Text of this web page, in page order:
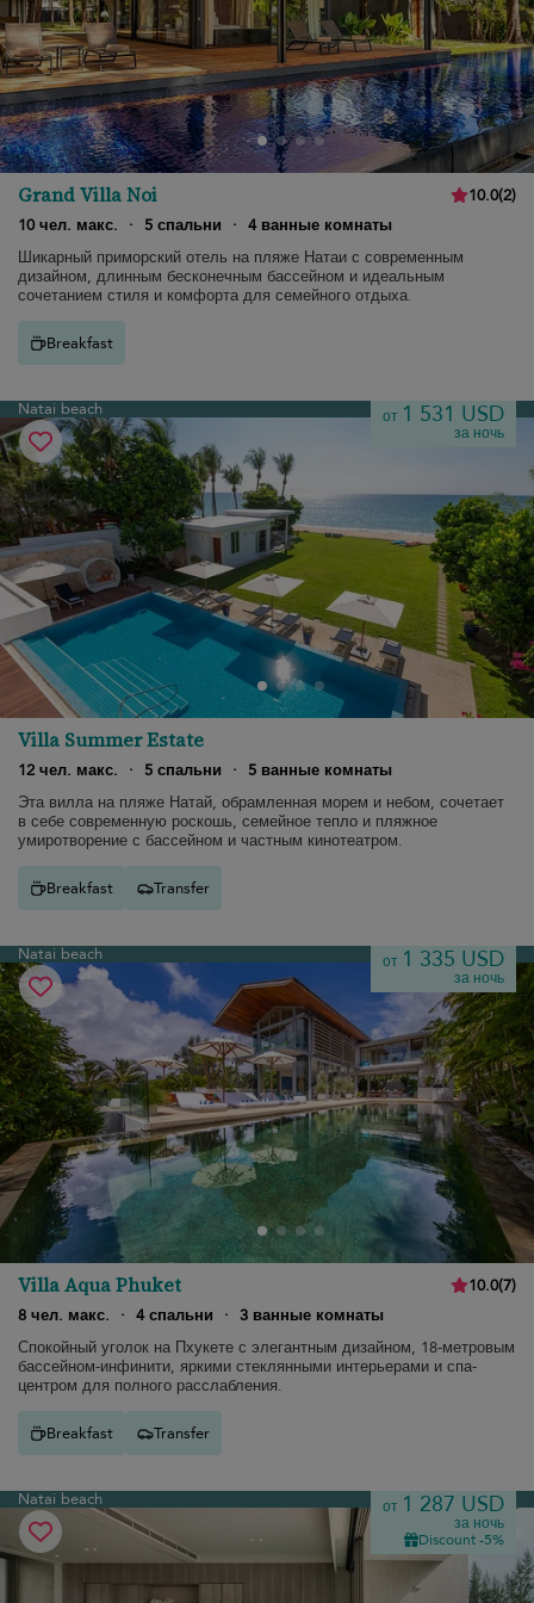
Grand Villa Noi 10.0(2)
10 чел. макс.
· 5 спальни · 4 ванные комнаты
Шикарный приморский отель на пляже Натаи с современным
дизайном, длинным бесконечным бассейном и идеальным
сочетанием стиля и комфорта для семейного отдыха.
Breakfast
Natai beach от 1 531 USD
за ночь
Villa Summer Estate
12 чел. макс. · 5 спальни ·
5 ванные комнаты
Эта вилла на пляже Натай, обрамленная морем и небом, сочетает
в себе современную роскошь, семейное тепло и пляжное
умиротворение с бассейном и частным кинотеатром.
Breakfast Transfer
Natai beach от 1 335 USD
за ночь
Villa Aqua Phuket 10.0(7)
8 чел. макс.
· 4 спальни · 3 ванные комнаты
Спокойный уголок на Пхукете с элегантным дизайном, 18-метровым
бассейном-инфинити, яркими стеклянными интерьерами и спа-
центром для полного расслабления.
Breakfast Transfer
Natai beach от 1 287 USD
за ночь
Discount -5%